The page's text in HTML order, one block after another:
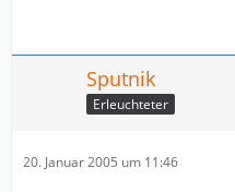
Sputnik
Erleuchteter
20. Januar 2005 um 11:46